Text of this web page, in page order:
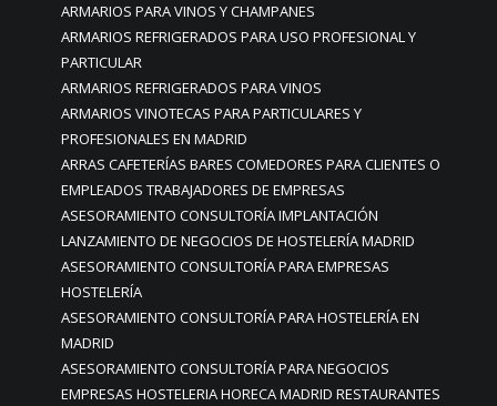
ARMARIOS PARA VINOS Y CHAMPANES
ARMARIOS REFRIGERADOS PARA USO PROFESIONAL Y
PARTICULAR
ARMARIOS REFRIGERADOS PARA VINOS
ARMARIOS VINOTECAS PARA PARTICULARES Y
PROFESIONALES EN MADRID
ARRAS CAFETERÍAS BARES COMEDORES PARA CLIENTES O
EMPLEADOS TRABAJADORES DE EMPRESAS
ASESORAMIENTO CONSULTORÍA IMPLANTACIÓN
LANZAMIENTO DE NEGOCIOS DE HOSTELERÍA MADRID
ASESORAMIENTO CONSULTORÍA PARA EMPRESAS
HOSTELERÍA
ASESORAMIENTO CONSULTORÍA PARA HOSTELERÍA EN
MADRID
ASESORAMIENTO CONSULTORÍA PARA NEGOCIOS
EMPRESAS HOSTELERIA HORECA MADRID RESTAURANTES